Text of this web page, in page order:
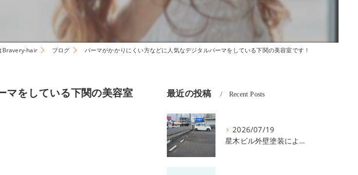
Bravery-hair ブログ パーマがかかりにくい方などに人気なデジタルパーマをしている下関の美容室です！
マをしている下関の美容室
最近の投稿 Recent Posts
2026/07/19
星木ビル外壁塗装による、駐車場の件につきまして。